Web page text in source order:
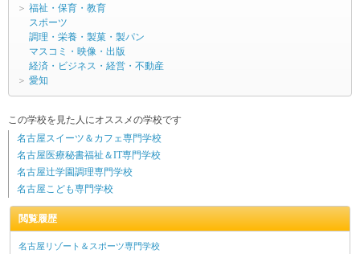
＞ 福祉・保育・教育
スポーツ
調理・栄養・製菓・製パン
マスコミ・映像・出版
経済・ビジネス・経営・不動産
＞ 愛知
この学校を見た人にオススメの学校です
名古屋スイーツ＆カフェ専門学校
名古屋医療秘書福祉＆IT専門学校
名古屋辻学園調理専門学校
名古屋こども専門学校
閲覧履歴
名古屋リゾート＆スポーツ専門学校